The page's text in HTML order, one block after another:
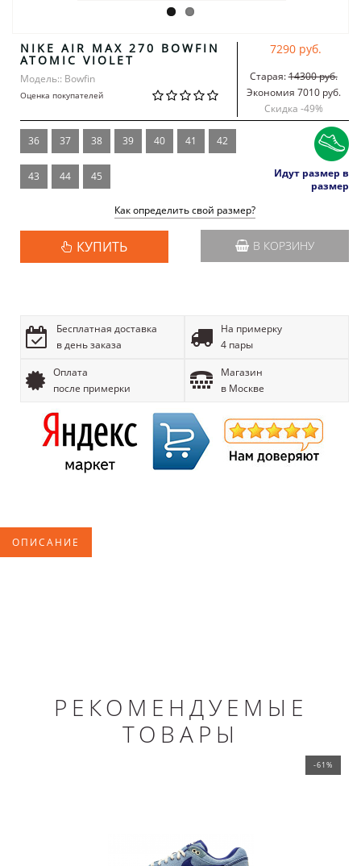
NIKE AIR MAX 270 BOWFIN
ATOMIC VIOLET
Модель:: Bowfin
Оценка покупателей
7290 руб.
Старая:14300 руб.
Экономия 7010 руб.
Скидка -49%
36 37 38 39 40 41 42
43 44 45
Идут размер в
размер
Как определить свой размер?
КУПИТЬ В КОРЗИНУ
Бесплатная доставка
в день заказа
На примерку
4 пары
Оплата
после примерки
Магазин
в Москве
ОПИСАНИЕ
РЕКОМЕНДУЕМЫЕ
ТОВАРЫ
-61%